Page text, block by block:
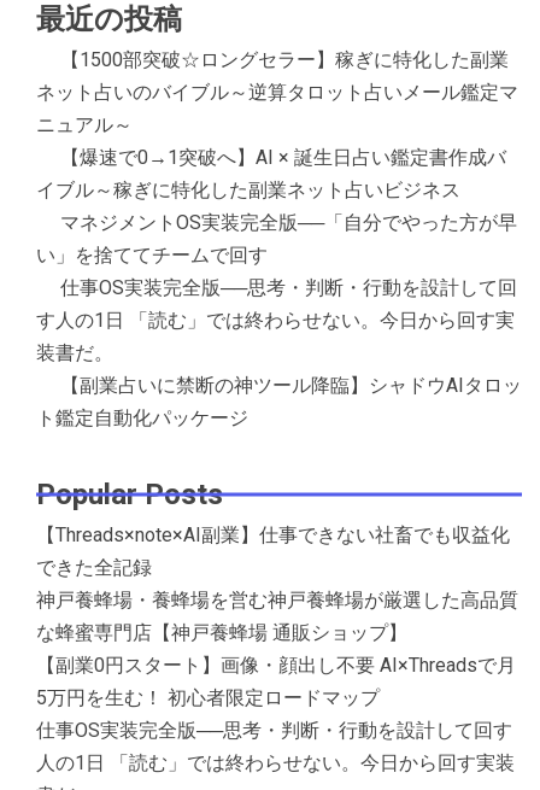
最近の投稿
【1500部突破☆ロングセラー】稼ぎに特化した副業
ネット占いのバイブル～逆算タロット占いメール鑑定マ
ニュアル～
【爆速で0→1突破へ】AI × 誕生日占い鑑定書作成バ
イブル～稼ぎに特化した副業ネット占いビジネス
マネジメントOS実装完全版──「自分でやった方が早
い」を捨ててチームで回す
仕事OS実装完全版──思考・判断・行動を設計して回
す人の1日 「読む」では終わらせない。今日から回す実
装書だ。
【副業占いに禁断の神ツール降臨】シャドウAIタロッ
ト鑑定自動化パッケージ
Popular Posts
【Threads×note×AI副業】仕事できない社畜でも収益化
できた全記録
神戸養蜂場・養蜂場を営む神戸養蜂場が厳選した高品質
な蜂蜜専門店【神戸養蜂場 通販ショップ】
【副業0円スタート】画像・顔出し不要 AI×Threadsで月
5万円を生む！ 初心者限定ロードマップ
仕事OS実装完全版──思考・判断・行動を設計して回す
人の1日 「読む」では終わらせない。今日から回す実装